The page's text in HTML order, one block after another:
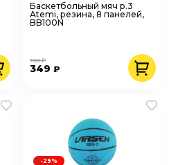
Баскетбольный мяч р.3
Atemi, резина, 8 панелей,
BB100N
349₽
700 ₽
-29%